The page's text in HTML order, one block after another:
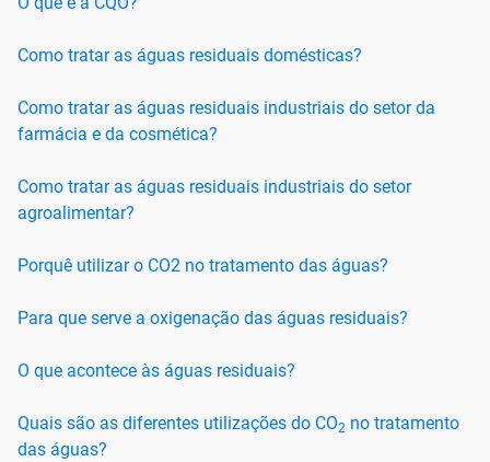
Como tratar as águas residuais domésticas?
Como tratar as águas residuais industriais do setor da
farmácia e da cosmética?
Como tratar as águas residuais industriais do setor
agroalimentar?
Porquê utilizar o CO2 no tratamento das águas?
Para que serve a oxigenação das águas residuais?
O que acontece às águas residuais?
Quais são as diferentes utilizações do CO2 no tratamento
das águas?